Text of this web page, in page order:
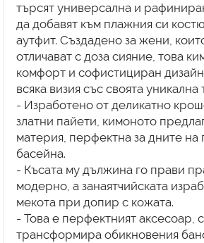
търсят универсална и
да добавят към плажния си
аутфит. Създадено за жени,
отличават с доза сияние, това
комфорт и софистициран
всяка визия със своята уникална
- Изработено от деликатно
златни пайети, кимоното
материя, перфектна за дните на
басейна.
- Късата му дължина го прави
модерно, а занаятчийската
мекота при допир с кожата.
- Това е перфектният аксесоар,
трансформира обикновения